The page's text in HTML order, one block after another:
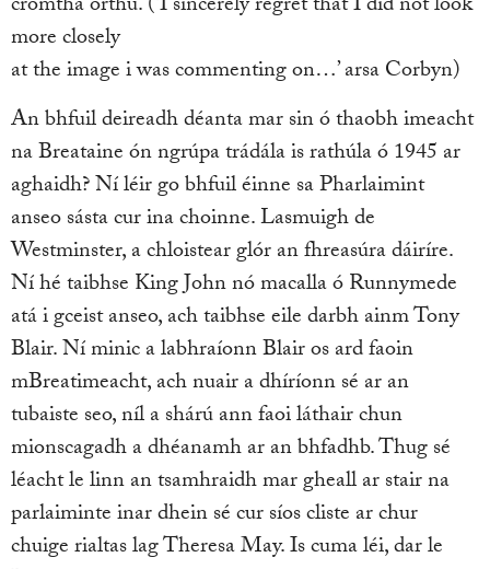
more closely
at the image i was commenting on…’ arsa Corbyn)
An bhfuil deireadh déanta mar sin ó thaobh imeacht
na Breataine ón ngrúpa trádála is rathúla ó 1945 ar
aghaidh? Ní léir go bhfuil éinne sa Pharlaimint
anseo sásta cur ina choinne. Lasmuigh de
Westminster, a chloistear glór an fhreasúra dáiríre.
Ní hé taibhse King John nó macalla ó Runnymede
atá i gceist anseo, ach taibhse eile darbh ainm Tony
Blair. Ní minic a labhraíonn Blair os ard faoin
mBreatimeacht, ach nuair a dhíríonn sé ar an
tubaiste seo, níl a shárú ann faoi láthair chun
mionscagadh a dhéanamh ar an bhfadhb. Thug sé
léacht le linn an tsamhraidh mar gheall ar stair na
parlaiminte inar dhein sé cur síos cliste ar chur
chuige rialtas lag Theresa May. Is cuma léi, dar le